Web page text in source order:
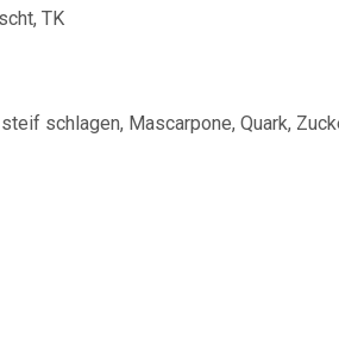
TK
schlagen, Mascarpone, Quark,